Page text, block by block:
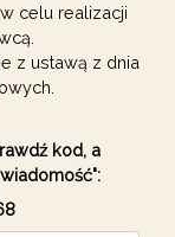
celu realizacji
z ustawą z dnia
kod, a